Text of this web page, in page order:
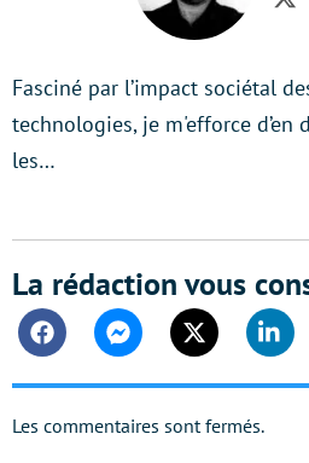
Fasciné par l’impact sociétal
technologies, je m'efforce
les…
La rédaction vous
FacebookMessengerTwitter
Les commentaires sont fermés.